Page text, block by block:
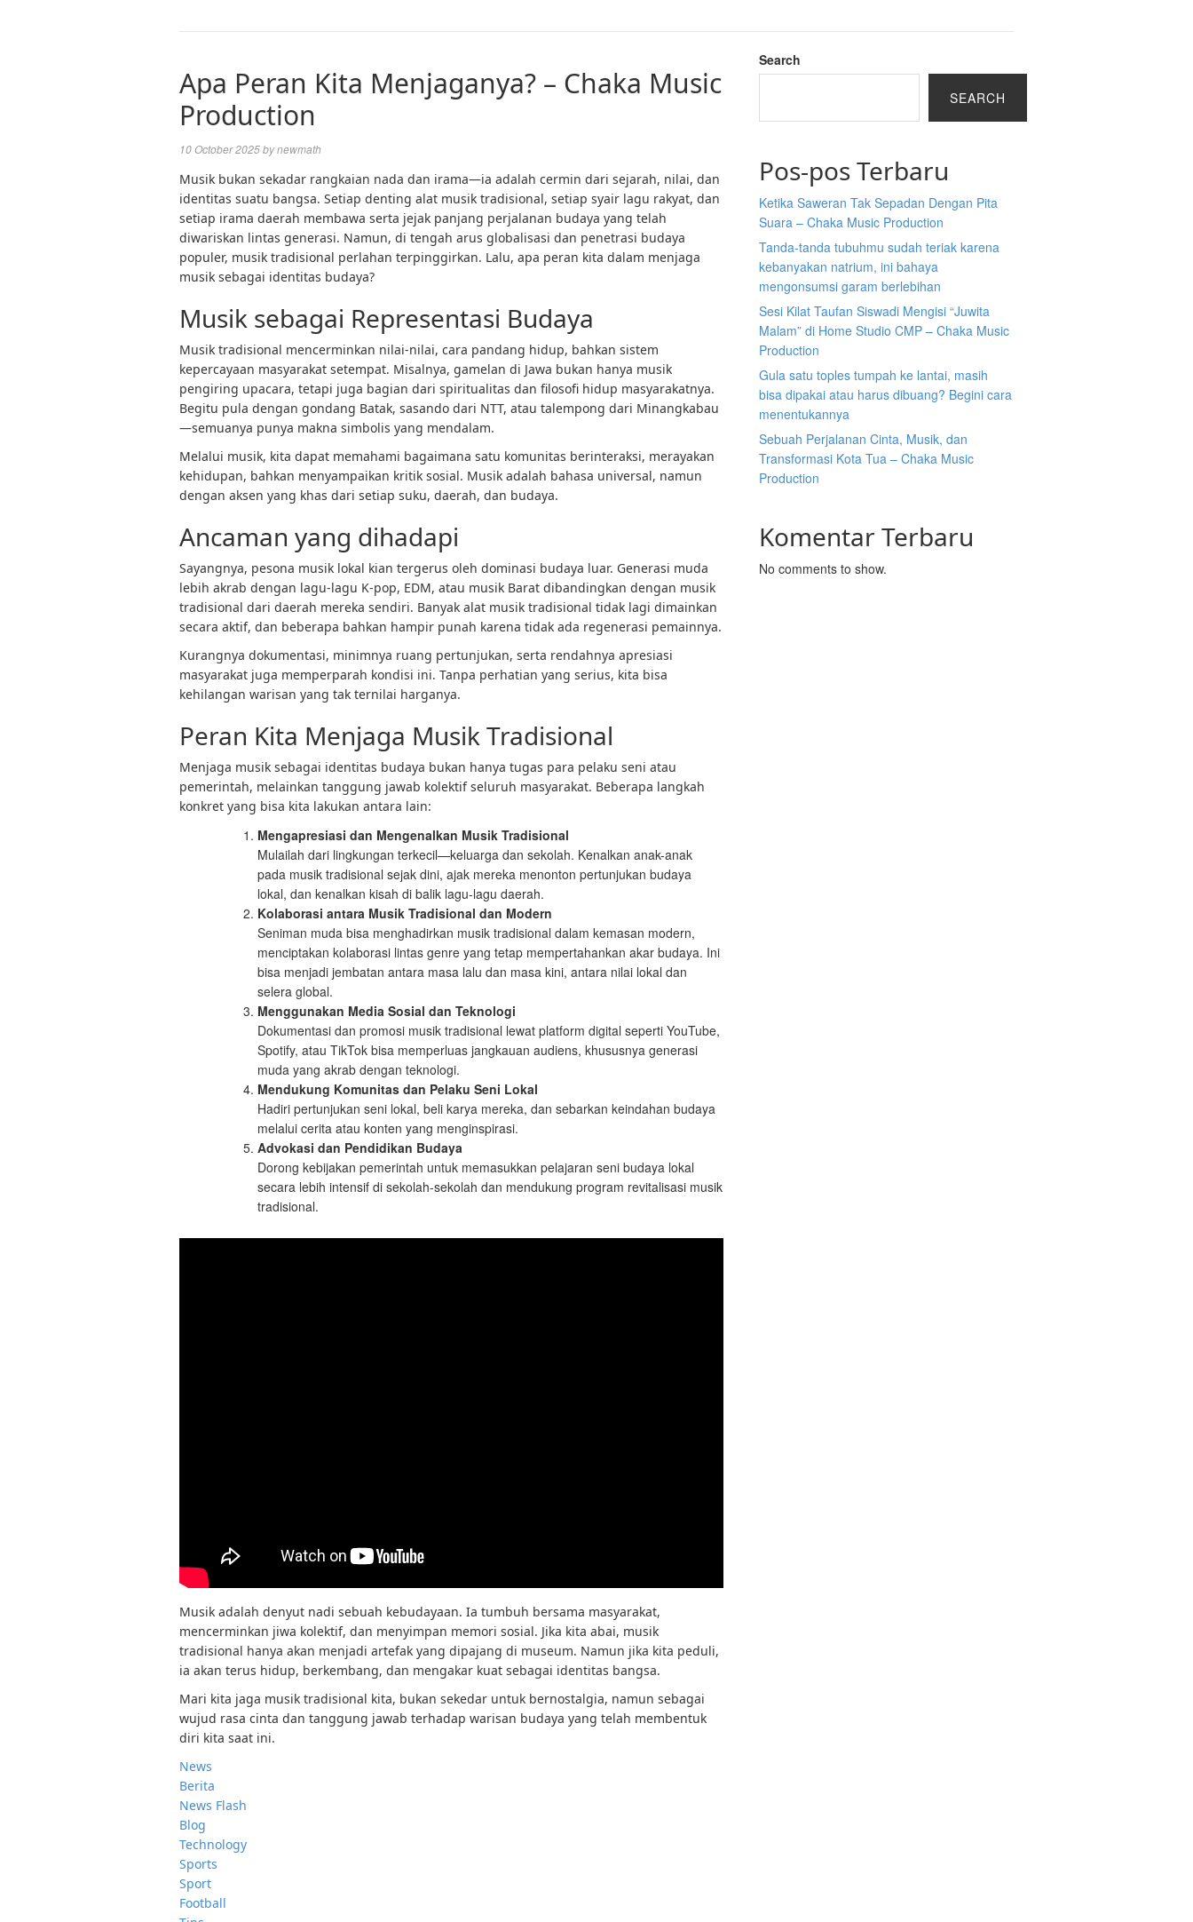
Apa Peran Kita Menjaganya? – Chaka Music
Production
10 October 2025bynewmath
Musik bukan sekadar rangkaian nada dan irama—ia adalah cermin dari sejarah, nilai, dan
identitas suatu bangsa. Setiap denting alat musik tradisional, setiap syair lagu rakyat, dan
setiap irama daerah membawa serta jejak panjang perjalanan budaya yang telah
diwariskan lintas generasi. Namun, di tengah arus globalisasi dan penetrasi budaya
populer, musik tradisional perlahan terpinggirkan. Lalu, apa peran kita dalam menjaga
musik sebagai identitas budaya?
Musik sebagai Representasi Budaya
Musik tradisional mencerminkan nilai-nilai, cara pandang hidup, bahkan sistem
kepercayaan masyarakat setempat. Misalnya, gamelan di Jawa bukan hanya musik
pengiring upacara, tetapi juga bagian dari spiritualitas dan filosofi hidup masyarakatnya.
Begitu pula dengan gondang Batak, sasando dari NTT, atau talempong dari Minangkabau
—semuanya punya makna simbolis yang mendalam.
Melalui musik, kita dapat memahami bagaimana satu komunitas berinteraksi, merayakan
kehidupan, bahkan menyampaikan kritik sosial. Musik adalah bahasa universal, namun
dengan aksen yang khas dari setiap suku, daerah, dan budaya.
Ancaman yang dihadapi
Sayangnya, pesona musik lokal kian tergerus oleh dominasi budaya luar. Generasi muda
lebih akrab dengan lagu-lagu K-pop, EDM, atau musik Barat dibandingkan dengan musik
tradisional dari daerah mereka sendiri. Banyak alat musik tradisional tidak lagi dimainkan
secara aktif, dan beberapa bahkan hampir punah karena tidak ada regenerasi pemainnya.
Kurangnya dokumentasi, minimnya ruang pertunjukan, serta rendahnya apresiasi
masyarakat juga memperparah kondisi ini. Tanpa perhatian yang serius, kita bisa
kehilangan warisan yang tak ternilai harganya.
Peran Kita Menjaga Musik Tradisional
Menjaga musik sebagai identitas budaya bukan hanya tugas para pelaku seni atau
pemerintah, melainkan tanggung jawab kolektif seluruh masyarakat. Beberapa langkah
konkret yang bisa kita lakukan antara lain:
Mengapresiasi dan Mengenalkan Musik Tradisional
Mulailah dari lingkungan terkecil—keluarga dan sekolah. Kenalkan anak-anak
pada musik tradisional sejak dini, ajak mereka menonton pertunjukan budaya
lokal, dan kenalkan kisah di balik lagu-lagu daerah.
Kolaborasi antara Musik Tradisional dan Modern
Seniman muda bisa menghadirkan musik tradisional dalam kemasan modern,
menciptakan kolaborasi lintas genre yang tetap mempertahankan akar budaya. Ini
bisa menjadi jembatan antara masa lalu dan masa kini, antara nilai lokal dan
selera global.
Menggunakan Media Sosial dan Teknologi
Dokumentasi dan promosi musik tradisional lewat platform digital seperti YouTube,
Spotify, atau TikTok bisa memperluas jangkauan audiens, khususnya generasi
muda yang akrab dengan teknologi.
Mendukung Komunitas dan Pelaku Seni Lokal
Hadiri pertunjukan seni lokal, beli karya mereka, dan sebarkan keindahan budaya
melalui cerita atau konten yang menginspirasi.
Advokasi dan Pendidikan Budaya
Dorong kebijakan pemerintah untuk memasukkan pelajaran seni budaya lokal
secara lebih intensif di sekolah-sekolah dan mendukung program revitalisasi musik
tradisional.
Musik adalah denyut nadi sebuah kebudayaan. Ia tumbuh bersama masyarakat,
mencerminkan jiwa kolektif, dan menyimpan memori sosial. Jika kita abai, musik
tradisional hanya akan menjadi artefak yang dipajang di museum. Namun jika kita peduli,
ia akan terus hidup, berkembang, dan mengakar kuat sebagai identitas bangsa.
Mari kita jaga musik tradisional kita, bukan sekedar untuk bernostalgia, namun sebagai
wujud rasa cinta dan tanggung jawab terhadap warisan budaya yang telah membentuk
diri kita saat ini.
News
Berita
News Flash
Blog
Technology
Sports
Sport
Football
Search
SEARCH
Pos-pos Terbaru
Ketika Saweran Tak Sepadan Dengan Pita
Suara – Chaka Music Production
Tanda-tanda tubuhmu sudah teriak karena
kebanyakan natrium, ini bahaya
mengonsumsi garam berlebihan
Sesi Kilat Taufan Siswadi Mengisi “Juwita
Malam” di Home Studio CMP – Chaka Music
Production
Gula satu toples tumpah ke lantai, masih
bisa dipakai atau harus dibuang? Begini cara
menentukannya
Sebuah Perjalanan Cinta, Musik, dan
Transformasi Kota Tua – Chaka Music
Production
Komentar Terbaru
No comments to show.